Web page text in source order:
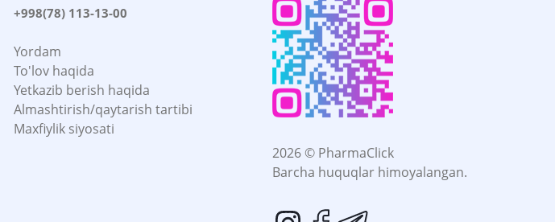
+998(78) 113-13-00
Yordam
To'lov haqida
Yetkazib berish haqida
Almashtirish/qaytarish tartibi
Maxfiylik siyosati
2026 © PharmaClick
Barcha huquqlar himoyalangan.